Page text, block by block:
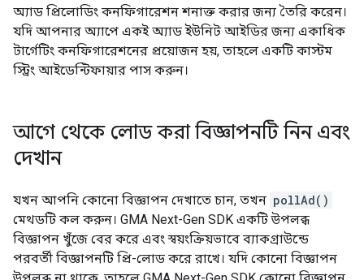
অ্যাড প্রিলোডিং কনফিগারেশন শনাক্ত করার জন্য তৈরি করেন।
যদি আপনার অ্যাপে একই অ্যাড ইউনিট আইডির জন্য একাধিক
টার্গেটিং কনফিগারেশনের প্রয়োজন হয়, তাহলে একটি কাস্টম
স্ট্রিং আইডেন্টিফায়ার পাস করুন।
আগে থেকে লোড করা বিজ্ঞাপনটি নিন এবং
দেখান
যখন আপনি কোনো বিজ্ঞাপন দেখাতে চান, তখন pollAd()
মেথডটি কল করুন। GMA Next-Gen SDK একটি উপলব্ধ
বিজ্ঞাপন খুঁজে বের করে এবং স্বয়ংক্রিয়ভাবে ব্যাকগ্রাউন্ডে
পরবর্তী বিজ্ঞাপনটি প্রি-লোড করে রাখে। যদি কোনো বিজ্ঞাপন